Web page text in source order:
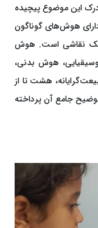
این موضوع پیچیده
هوش‌های گوناگون
نقاشی است. هوش
هوش بدنی،
هشت تا از
جامع آن پرداخته